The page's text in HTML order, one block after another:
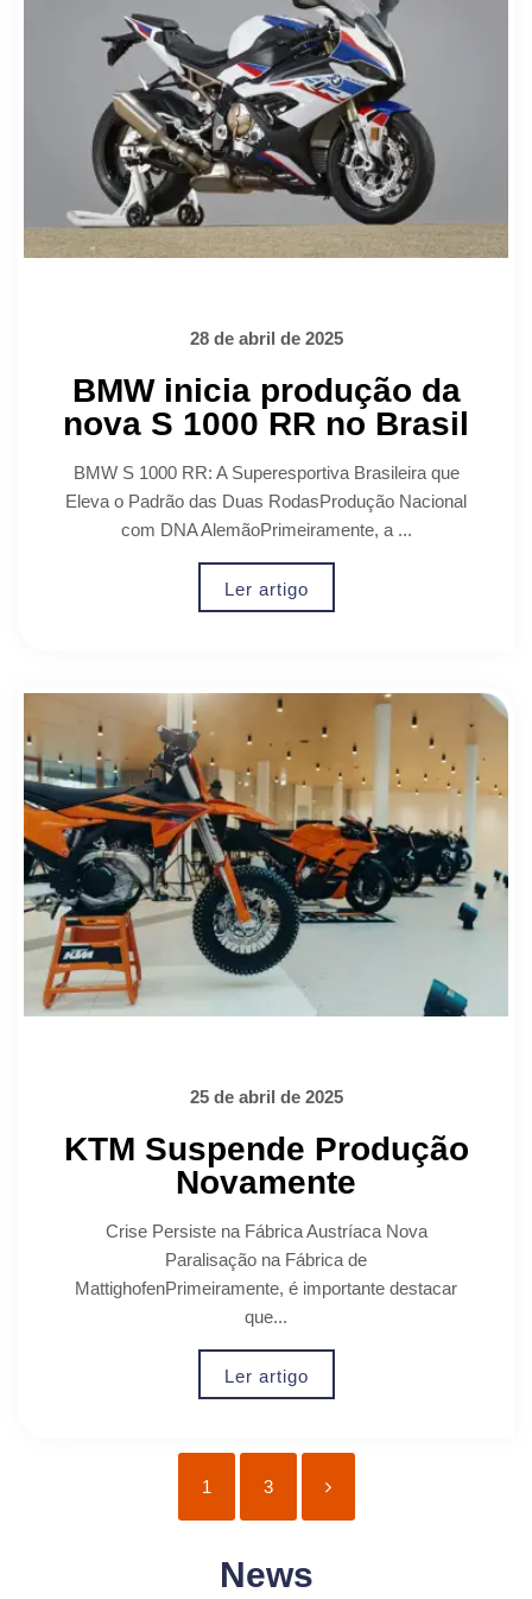
28 de abril de 2025
BMW inicia produção da
nova S 1000 RR no Brasil
BMW S 1000 RR: A Superesportiva Brasileira que
Eleva o Padrão das Duas RodasProdução Nacional
com DNA AlemãoPrimeiramente, a ...
Ler artigo
25 de abril de 2025
KTM Suspende Produção
Novamente
Crise Persiste na Fábrica Austríaca Nova
Paralisação na Fábrica de
MattighofenPrimeiramente, é importante destacar
que...
Ler artigo
1 3
News